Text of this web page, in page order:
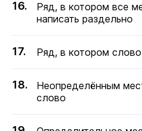
Ряд, в котором все
написать раздельно
Ряд, в котором
Неопределённым
слово